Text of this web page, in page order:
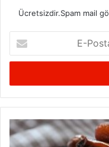
Ücretsizdir.Spam mail
Posta
adresinizi
Hurma
Diyeti